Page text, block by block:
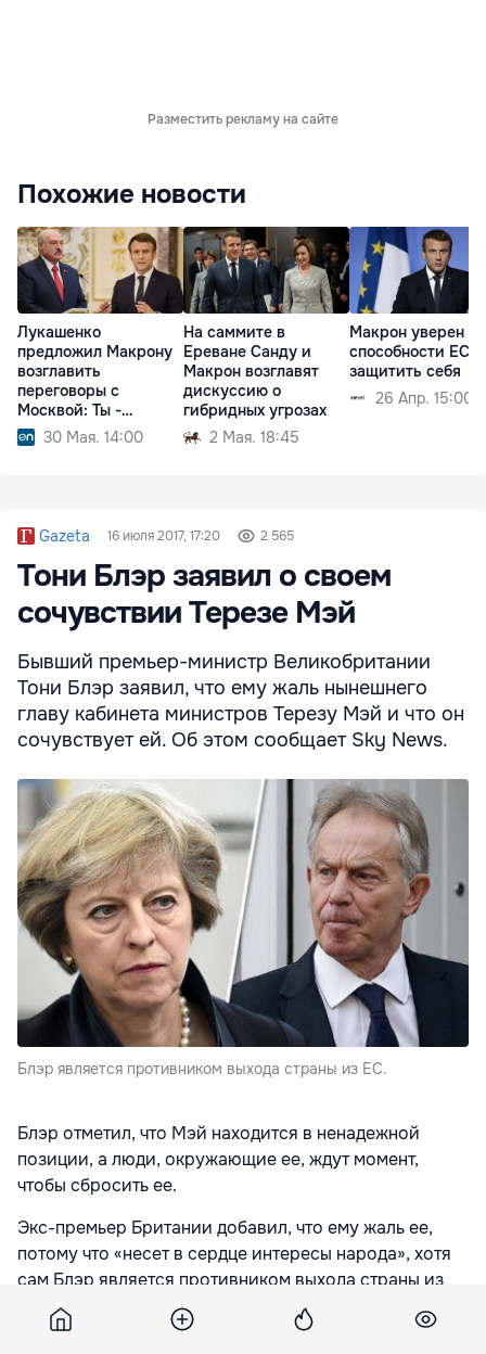
Разместить рекламу на сайте
Похожие новости
Лукашенко
предложил Макрону
возглавить
переговоры с
Москвой: Ты -
аксакал
30 Мая. 14:00
На саммите в
Ереване Санду и
Макрон возглавят
дискуссию о
гибридных угрозах
2 Мая. 18:45
Макрон уверен в
способности ЕС
защитить себя
26 Апр. 15:00
Gazeta 16 июля 2017, 17:20 2 565
Тони Блэр заявил о своем
сочувствии Терезе Мэй
Бывший премьер-министр Великобритании
Тони Блэр заявил, что ему жаль нынешнего
главу кабинета министров Терезу Мэй и что он
сочувствует ей. Об этом сообщает Sky News.
Блэр является противником выхода страны из ЕС.
Блэр отметил, что Мэй находится в ненадежной
позиции, а люди, окружающие ее, ждут момент,
чтобы сбросить ее.
Экс-премьер Британии добавил, что ему жаль ее,
потому что «несет в сердце интересы народа», хотя
сам Блэр является противником выхода страны из